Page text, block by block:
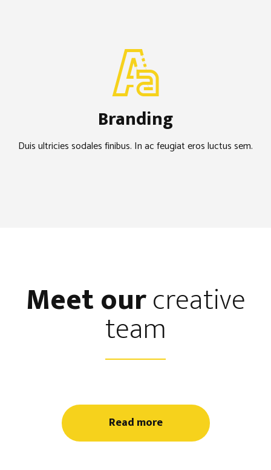
Branding
Duis ultricies sodales finibus. In ac feugiat eros luctus sem.
Meet ourcreative
team
Read more